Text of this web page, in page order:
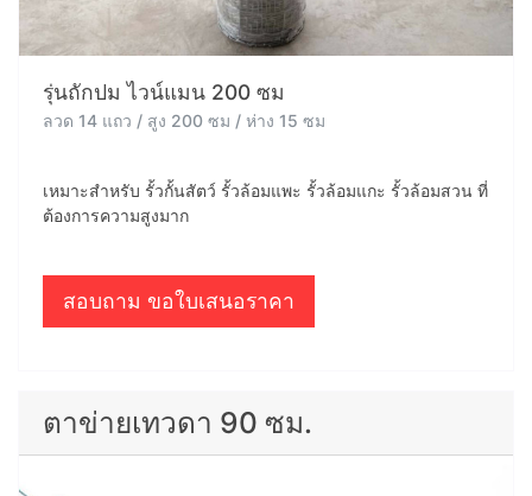
รุ่นถักปม ไวน์แมน 200 ซม
ลวด 14 แถว / สูง 200 ซม / ห่าง 15 ซม
เหมาะสำหรับ รั้วกั้นสัตว์ รั้วล้อมแพะ รั้วล้อมแกะ รั้วล้อมสวน ที่
ต้องการความสูงมาก
สอบถาม ขอใบเสนอราคา
ตาข่ายเทวดา 90 ซม.